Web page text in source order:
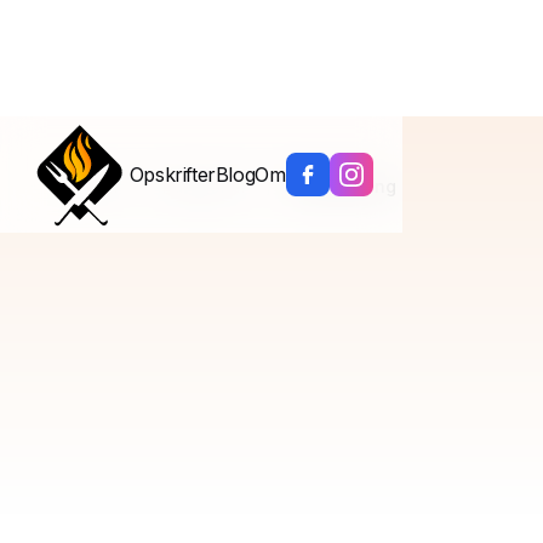
OpskrifterBlogOm
Hjem / Kategorier / Dehydrering